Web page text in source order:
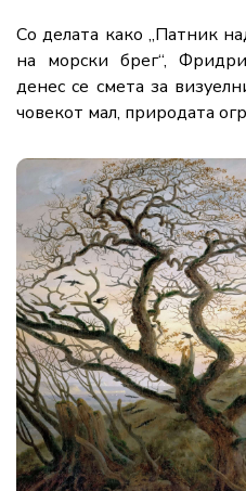
Со делата како „Патник
на морски брег“,
денес се смета за
човекот мал, природата